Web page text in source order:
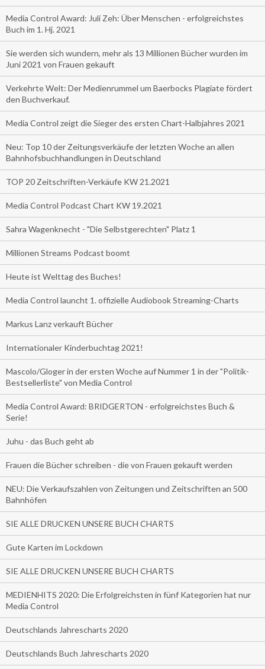
Media Control Award: Juli Zeh: Über Menschen - erfolgreichstes
Buch im 1. Hj. 2021
Sie werden sich wundern, mehr als 13 Millionen Bücher wurden im
Juni 2021 von Frauen gekauft
Verkehrte Welt: Der Medienrummel um Baerbocks Plagiate fördert
den Buchverkauf.
Media Control zeigt die Sieger des ersten Chart-Halbjahres 2021
Neu: Top 10 der Zeitungsverkäufe der letzten Woche an allen
Bahnhofsbuchhandlungen in Deutschland
TOP 20 Zeitschriften-Verkäufe KW 21.2021
Media Control Podcast Chart KW 19.2021
Sahra Wagenknecht - "Die Selbstgerechten" Platz 1
Millionen Streams Podcast boomt
Heute ist Welttag des Buches!
Media Control launcht 1. offizielle Audiobook Streaming-Charts
Markus Lanz verkauft Bücher
Internationaler Kinderbuchtag 2021!
Mascolo/Gloger in der ersten Woche auf Nummer 1 in der "Politik-
Bestsellerliste" von Media Control
Media Control Award: BRIDGERTON - erfolgreichstes Buch &
Serie!
Juhu - das Buch geht ab
Frauen die Bücher schreiben - die von Frauen gekauft werden
NEU: Die Verkaufszahlen von Zeitungen und Zeitschriften an 500
Bahnhöfen
SIE ALLE DRUCKEN UNSERE BUCH CHARTS
Gute Karten im Lockdown
SIE ALLE DRUCKEN UNSERE BUCH CHARTS
MEDIENHITS 2020: Die Erfolgreichsten in fünf Kategorien hat nur
Media Control
Deutschlands Jahrescharts 2020
Deutschlands Buch Jahrescharts 2020